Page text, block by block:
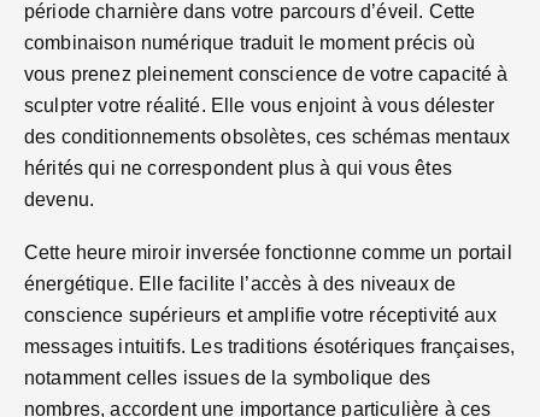
période charnière dans votre parcours d’éveil. Cette
combinaison numérique traduit le moment précis où
vous prenez pleinement conscience de votre capacité à
sculpter votre réalité. Elle vous enjoint à vous délester
des conditionnements obsolètes, ces schémas mentaux
hérités qui ne correspondent plus à qui vous êtes
devenu.
Cette heure miroir inversée fonctionne comme un portail
énergétique. Elle facilite l’accès à des niveaux de
conscience supérieurs et amplifie votre réceptivité aux
messages intuitifs. Les traditions ésotériques françaises,
notamment celles issues de la symbolique des
nombres, accordent une importance particulière à ces